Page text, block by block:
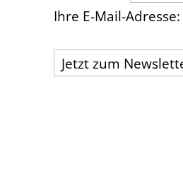
Ihre E-Mail-Adresse: